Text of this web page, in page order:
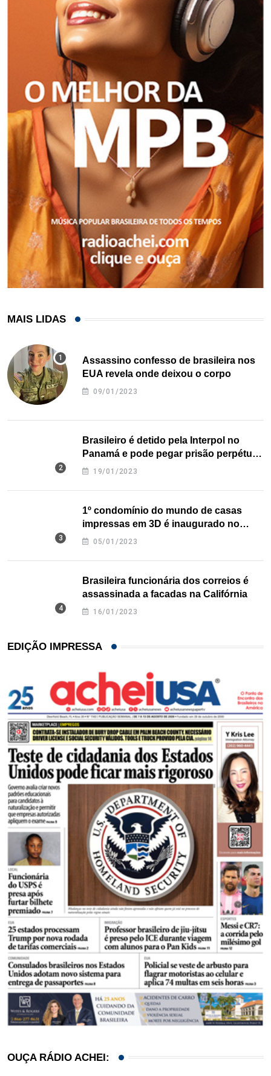
MAIS LIDAS
Assassino confesso de brasileira nos
EUA revela onde deixou o corpo
09/01/2023
Brasileiro é detido pela Interpol no
Panamá e pode pegar prisão perpétua
nos EUA
19/01/2023
1º condomínio do mundo de casas
impressas em 3D é inaugurado no
Texas
05/01/2023
Brasileira funcionária dos correios é
assassinada a facadas na Califórnia
16/01/2023
EDIÇÃO IMPRESSA
OUÇA RÁDIO ACHEI: